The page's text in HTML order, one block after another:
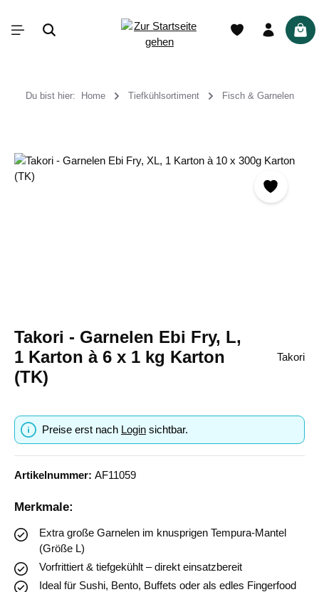
Du bist hier: Home Tiefkühlsortiment Fisch & Garnelen
Bildergalerie überspringen
Takori - Garnelen Ebi Fry, L,
1 Karton à 6 x 1 kg Karton
(TK)
Takori
Preise erst nach Login sichtbar.
Artikelnummer: AF11059
Merkmale:
Extra große Garnelen im knusprigen Tempura-Mantel
(Größe L)
Vorfrittiert & tiefgekühlt – direkt einsatzbereit
Ideal für Sushi, Bento, Buffets oder als edles Fingerfood